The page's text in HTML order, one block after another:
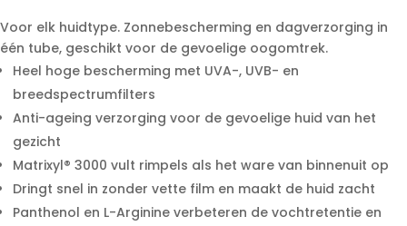
Voor elk huidtype. Zonnebescherming en dagverzorging in
één tube, geschikt voor de gevoelige oogomtrek.
Heel hoge bescherming met UVA-, UVB- en
breedspectrumfilters
Anti-ageing verzorging voor de gevoelige huid van het
gezicht
Matrixyl® 3000 vult rimpels als het ware van binnenuit op
Dringt snel in zonder vette film en maakt de huid zacht
Panthenol en L-Arginine verbeteren de vochtretentie en